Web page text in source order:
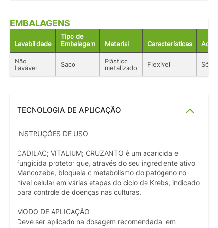
EMBALAGENS
Lavabilidade
Tipo de
Embalagem
Material Características
Não
Lavável
Saco
Plástico
metalizado
Flexível
TECNOLOGIA DE APLICAÇÃO
INSTRUÇÕES DE USO
CADILAC; VITALIUM; CRUZANTO é um acaricida e
fungicida protetor que, através do seu ingrediente ativo
Mancozebe, bloqueia o metabolismo do patógeno no
nível celular em várias etapas do ciclo de Krebs, indicado
para controle de doenças nas culturas.
MODO DE APLICAÇÃO
Deve ser aplicado na dosagem recomendada, em